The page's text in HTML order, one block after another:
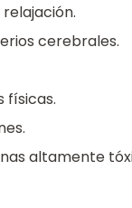
cerebrales.
físicas.
altamente